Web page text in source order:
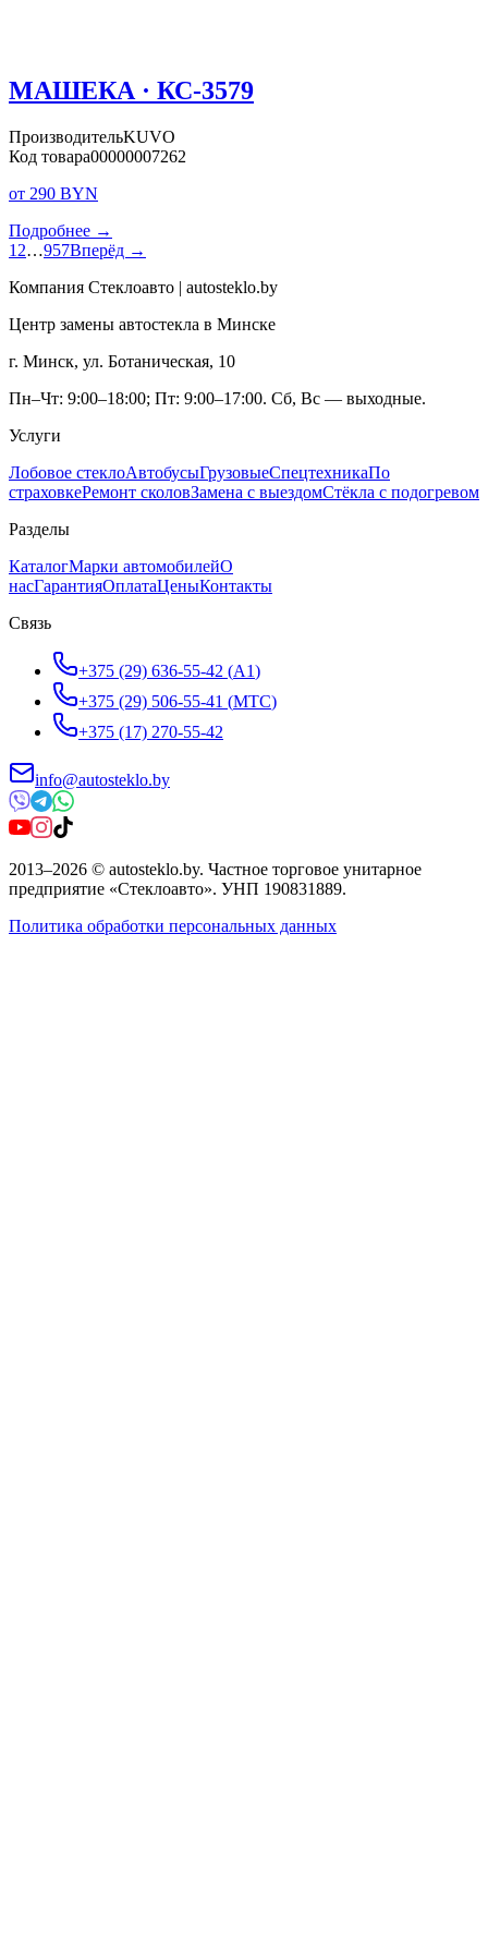
МАШЕКА · КС-3579
ПроизводительKUVO
Код товара00000007262
от 290 BYN
Подробнее →
1 2…957Вперёд →
Компания Стеклоавто | autosteklo.by
Центр замены автостекла в Минске
г. Минск, ул. Ботаническая, 10
Пн–Чт: 9:00–18:00; Пт: 9:00–17:00. Сб, Вс — выходные.
Услуги
Лобовое стеклоАвтобусыГрузовыеСпецтехникаПо
страховкеРемонт сколовЗамена с выездомСтёкла с подогревом
Разделы
КаталогМарки автомобилейО
насГарантияОплатаЦеныКонтакты
Связь
+375 (29) 636-55-42 (A1)
+375 (29) 506-55-41 (МТС)
+375 (17) 270-55-42
info@autosteklo.by
2013–2026 © autosteklo.by. Частное торговое унитарное
предприятие «Стеклоавто». УНП 190831889.
Политика обработки персональных данных